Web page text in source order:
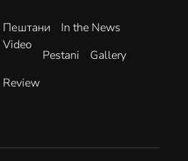
Пештани
In the News
Video
Pestani
Gallery
Review